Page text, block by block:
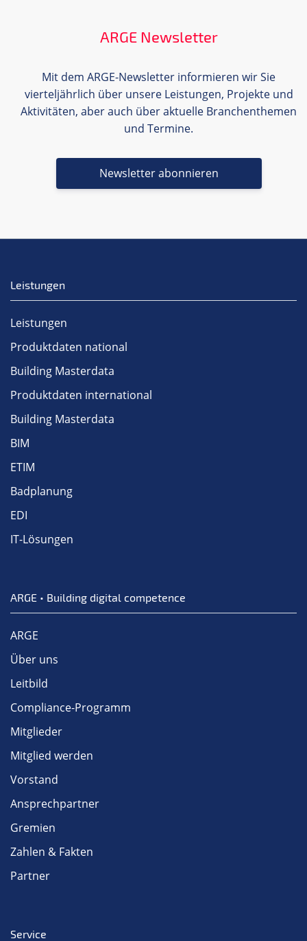
ARGE Newsletter
Mit dem ARGE-Newsletter informieren wir Sie
vierteljährlich über unsere Leistungen, Projekte und
Aktivitäten, aber auch über aktuelle Branchenthemen
und Termine.
Newsletter abonnieren
Leistungen
Leistungen
Produktdaten national
Building Masterdata
Produktdaten international
Building Masterdata
BIM
ETIM
Badplanung
EDI
IT-Lösungen
ARGE • Building digital competence
ARGE
Über uns
Leitbild
Compliance-Programm
Mitglieder
Mitglied werden
Vorstand
Ansprechpartner
Gremien
Zahlen & Fakten
Partner
Service